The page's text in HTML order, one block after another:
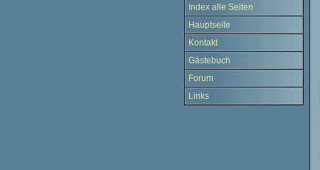
Index alle Seiten
Hauptseite
Kontakt
Gästebuch
Forum
Links